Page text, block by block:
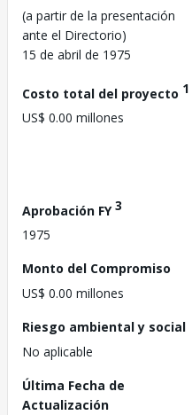
(a partir de la presentación
ante el Directorio)
15 de abril de 1975
Costo total del proyecto 1
US$ 0.00 millones
Aprobación FY3
1975
Monto del Compromiso
US$ 0.00 millones
Riesgo ambiental y social
No aplicable
Última Fecha de
Actualización